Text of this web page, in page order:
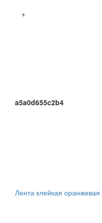
+
a5a0d655c2b4
Лента клейкая